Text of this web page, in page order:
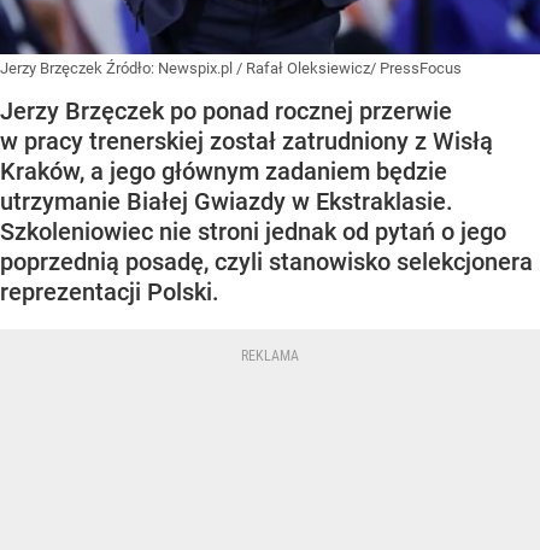
Jerzy Brzęczek Źródło: Newspix.pl / Rafał Oleksiewicz/ PressFocus
Jerzy Brzęczek po ponad rocznej przerwie
w pracy trenerskiej został zatrudniony z Wisłą
Kraków, a jego głównym zadaniem będzie
utrzymanie Białej Gwiazdy w Ekstraklasie.
Szkoleniowiec nie stroni jednak od pytań o jego
poprzednią posadę, czyli stanowisko selekcjonera
reprezentacji Polski.